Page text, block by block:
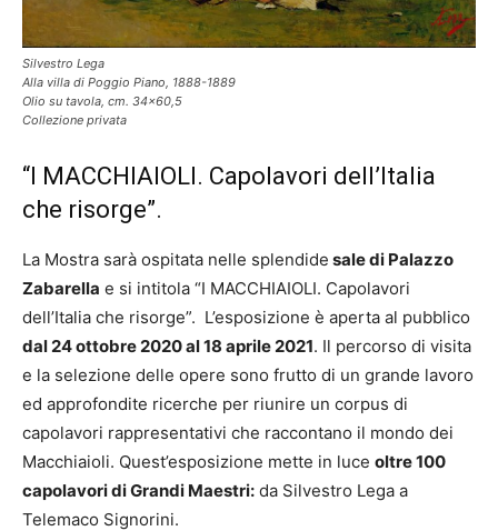
Silvestro Lega
Alla villa di Poggio Piano, 1888-1889
Olio su tavola, cm. 34×60,5
Collezione privata
“I MACCHIAIOLI. Capolavori dell’Italia
che risorge”.
La Mostra sarà ospitata nelle splendide sale di Palazzo
Zabarella e si intitola “I MACCHIAIOLI. Capolavori
dell’Italia che risorge”. L’esposizione è aperta al pubblico
dal 24 ottobre 2020 al 18 aprile 2021. Il percorso di visita
e la selezione delle opere sono frutto di un grande lavoro
ed approfondite ricerche per riunire un corpus di
capolavori rappresentativi che raccontano il mondo dei
Macchiaioli. Quest’esposizione mette in luce oltre 100
capolavori di Grandi Maestri: da Silvestro Lega a
Telemaco Signorini.